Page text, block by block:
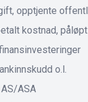
opptjente
kostnad,
o.l.
ASA